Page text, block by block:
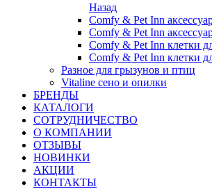
Назад
Comfy & Pet Inn
Comfy & Pet Inn
Comfy & Pet Inn клетки
Comfy & Pet Inn клетки
Разное для грызунов и птиц
Vitaline сено и опилки
БРЕНДЫ
КАТАЛОГИ
СОТРУДНИЧЕСТВО
О КОМПАНИИ
ОТЗЫВЫ
НОВИНКИ
АКЦИИ
КОНТАКТЫ